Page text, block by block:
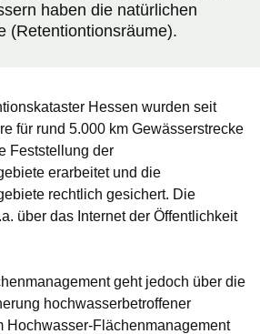
haben die natürlichen
(Retentiontionsräume).
Hessen wurden seit
für rund 5.000 km Gewässerstrecke
Feststellung der
erarbeitet und die
rechtlich gesichert. Die
über das Internet der Öffentlichkeit
geht jedoch über die
hochwasserbetroffener
Hochwasser-Flächenmanagement